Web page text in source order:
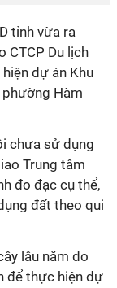
tỉnh vừa ra
CTCP Du lịch
dự án Khu
Hàm
chưa sử dụng
Trung tâm
đo đạc cụ thể,
đất theo qui
lâu năm do
để thực hiện dự